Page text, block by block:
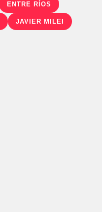
ENTRE RÍOS
JAVIER MILEI